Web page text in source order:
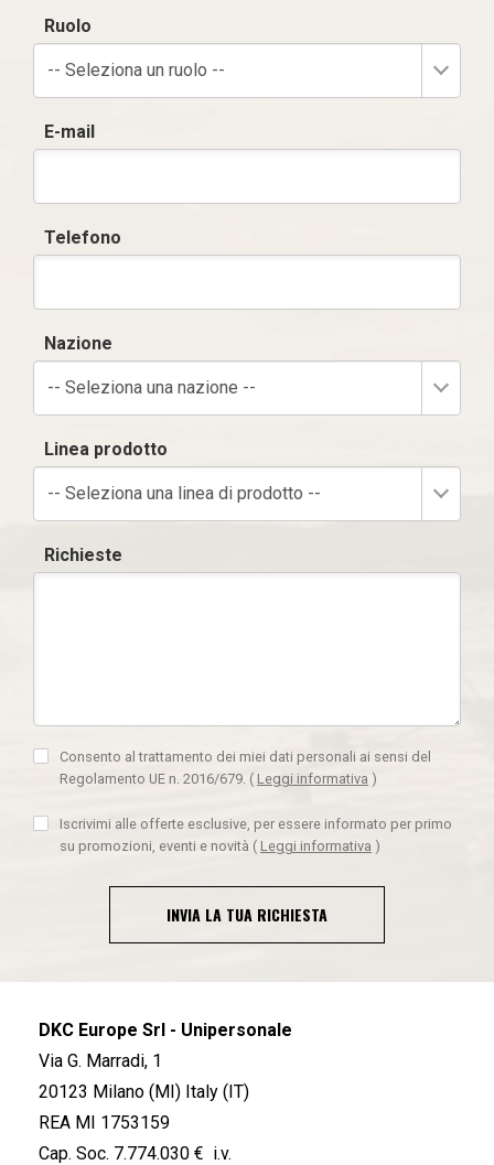
Ruolo
-- Seleziona un ruolo --
E-mail
Telefono
Nazione
-- Seleziona una nazione --
Linea prodotto
-- Seleziona una linea di prodotto --
Richieste
Consento al trattamento dei miei dati personali ai sensi del
Regolamento UE n. 2016/679. ( Leggi informativa )
Iscrivimi alle offerte esclusive, per essere informato per primo
su promozioni, eventi e novità ( Leggi informativa )
INVIA LA TUA RICHIESTA
DKC Europe Srl - Unipersonale
Via G. Marradi, 1
20123 Milano (MI) Italy (IT)
REA MI 1753159
Cap. Soc. 7.774.030 € i.v.